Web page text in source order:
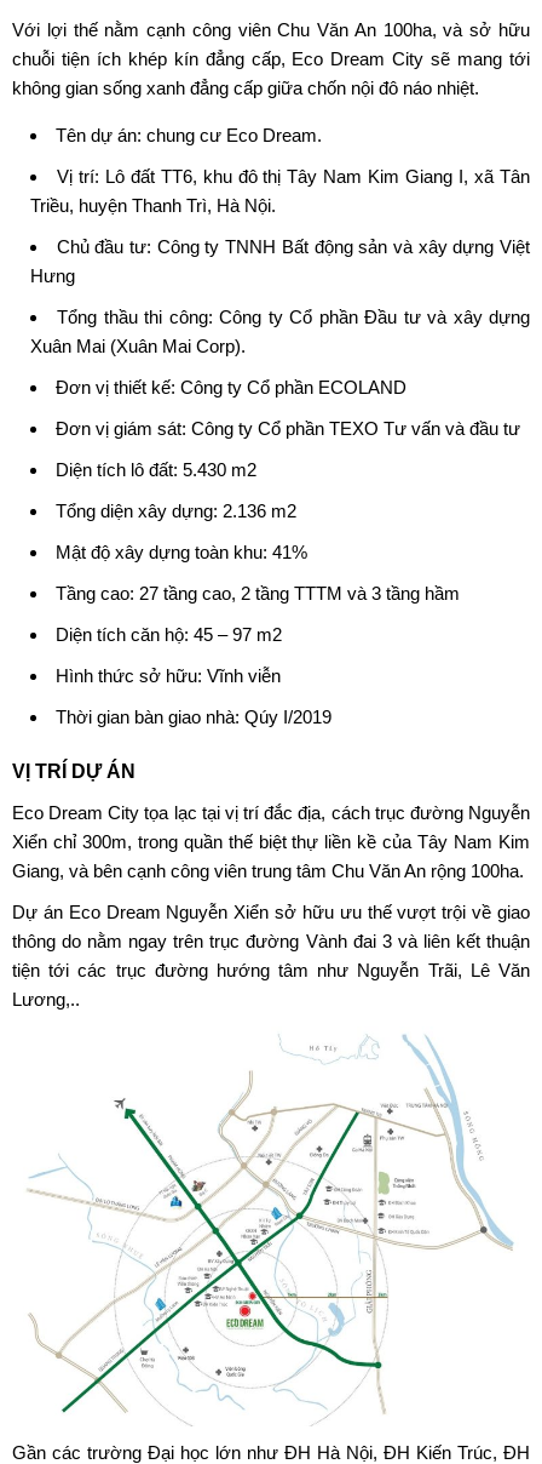
Với lợi thế nằm cạnh công viên Chu Văn An 100ha, và sở hữu
chuỗi tiện ích khép kín đẳng cấp, Eco Dream City sẽ mang tới
không gian sống xanh đẳng cấp giữa chốn nội đô náo nhiệt.
Tên dự án: chung cư Eco Dream.
Vị trí: Lô đất TT6, khu đô thị Tây Nam Kim Giang I, xã Tân
Triều, huyện Thanh Trì, Hà Nội.
Chủ đầu tư: Công ty TNNH Bất động sản và xây dựng Việt
Hưng
Tổng thầu thi công: Công ty Cổ phần Đầu tư và xây dựng
Xuân Mai (Xuân Mai Corp).
Đơn vị thiết kế: Công ty Cổ phần ECOLAND
Đơn vị giám sát: Công ty Cổ phần TEXO Tư vấn và đầu tư
Diện tích lô đất: 5.430 m2
Tổng diện xây dựng: 2.136 m2
Mật độ xây dựng toàn khu: 41%
Tầng cao: 27 tầng cao, 2 tầng TTTM và 3 tầng hầm
Diện tích căn hộ: 45 – 97 m2
Hình thức sở hữu: Vĩnh viễn
Thời gian bàn giao nhà: Qúy I/2019
VỊ TRÍ DỰ ÁN
Eco Dream City tọa lạc tại vị trí đắc địa, cách trục đường Nguyễn
Xiển chỉ 300m, trong quần thế biệt thự liền kề của Tây Nam Kim
Giang, và bên cạnh công viên trung tâm Chu Văn An rộng 100ha.
Dự án Eco Dream Nguyễn Xiển sở hữu ưu thế vượt trội về giao
thông do nằm ngay trên trục đường Vành đai 3 và liên kết thuận
tiện tới các trục đường hướng tâm như Nguyễn Trãi, Lê Văn
Lương,..
Gần các trường Đại học lớn như ĐH Hà Nội, ĐH Kiến Trúc, ĐH